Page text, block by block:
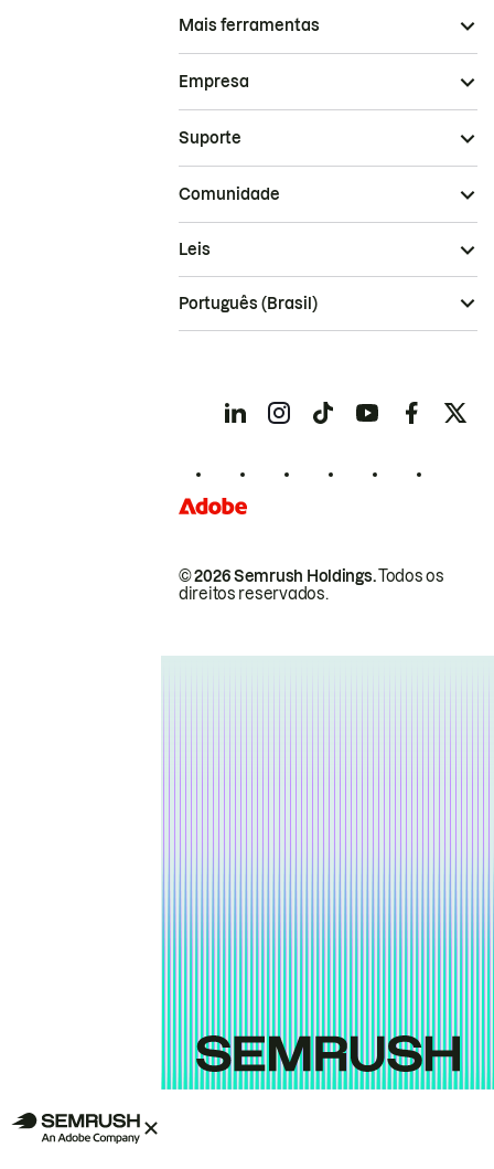
Mais ferramentas
Empresa
Suporte
Comunidade
© 2026 Semrush Holdings.Todos os
direitos reservados.
Leis
Português (Brasil)